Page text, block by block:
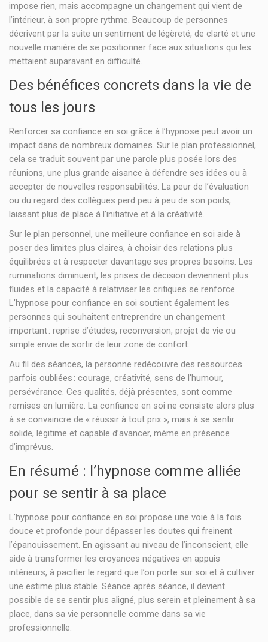
impose rien, mais accompagne un changement qui vient de
l’intérieur, à son propre rythme. Beaucoup de personnes
décrivent par la suite un sentiment de légèreté, de clarté et une
nouvelle manière de se positionner face aux situations qui les
mettaient auparavant en difficulté.
Des bénéfices concrets dans la vie de
tous les jours
Renforcer sa confiance en soi grâce à l’hypnose peut avoir un
impact dans de nombreux domaines. Sur le plan professionnel,
cela se traduit souvent par une parole plus posée lors des
réunions, une plus grande aisance à défendre ses idées ou à
accepter de nouvelles responsabilités. La peur de l’évaluation
ou du regard des collègues perd peu à peu de son poids,
laissant plus de place à l’initiative et à la créativité.
Sur le plan personnel, une meilleure confiance en soi aide à
poser des limites plus claires, à choisir des relations plus
équilibrées et à respecter davantage ses propres besoins. Les
ruminations diminuent, les prises de décision deviennent plus
fluides et la capacité à relativiser les critiques se renforce.
L’hypnose pour confiance en soi soutient également les
personnes qui souhaitent entreprendre un changement
important : reprise d’études, reconversion, projet de vie ou
simple envie de sortir de leur zone de confort.
Au fil des séances, la personne redécouvre des ressources
parfois oubliées : courage, créativité, sens de l’humour,
persévérance. Ces qualités, déjà présentes, sont comme
remises en lumière. La confiance en soi ne consiste alors plus
à se convaincre de « réussir à tout prix », mais à se sentir
solide, légitime et capable d’avancer, même en présence
d’imprévus.
En résumé : l’hypnose comme alliée
pour se sentir à sa place
L’hypnose pour confiance en soi propose une voie à la fois
douce et profonde pour dépasser les doutes qui freinent
l’épanouissement. En agissant au niveau de l’inconscient, elle
aide à transformer les croyances négatives en appuis
intérieurs, à pacifier le regard que l’on porte sur soi et à cultiver
une estime plus stable. Séance après séance, il devient
possible de se sentir plus aligné, plus serein et pleinement à sa
place, dans sa vie personnelle comme dans sa vie
professionnelle.